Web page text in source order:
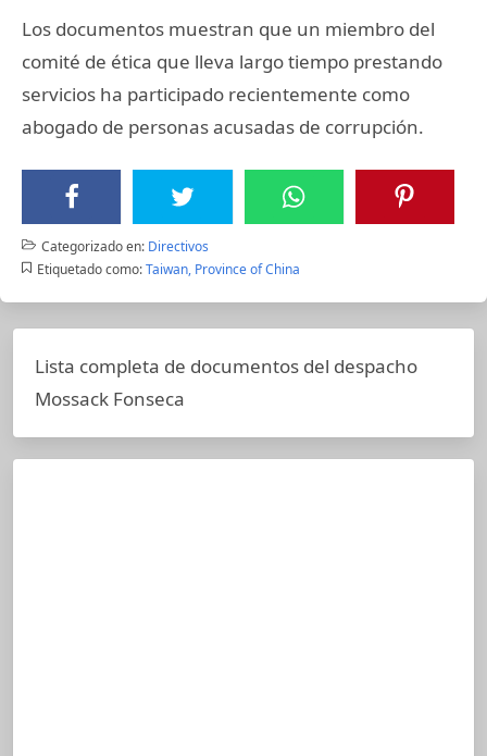
Los documentos muestran que un miembro del
comité de ética que lleva largo tiempo prestando
servicios ha participado recientemente como
abogado de personas acusadas de corrupción.
Categorizado en: Directivos
Etiquetado como: Taiwan, Province of China
Lista completa de documentos del despacho
Mossack Fonseca